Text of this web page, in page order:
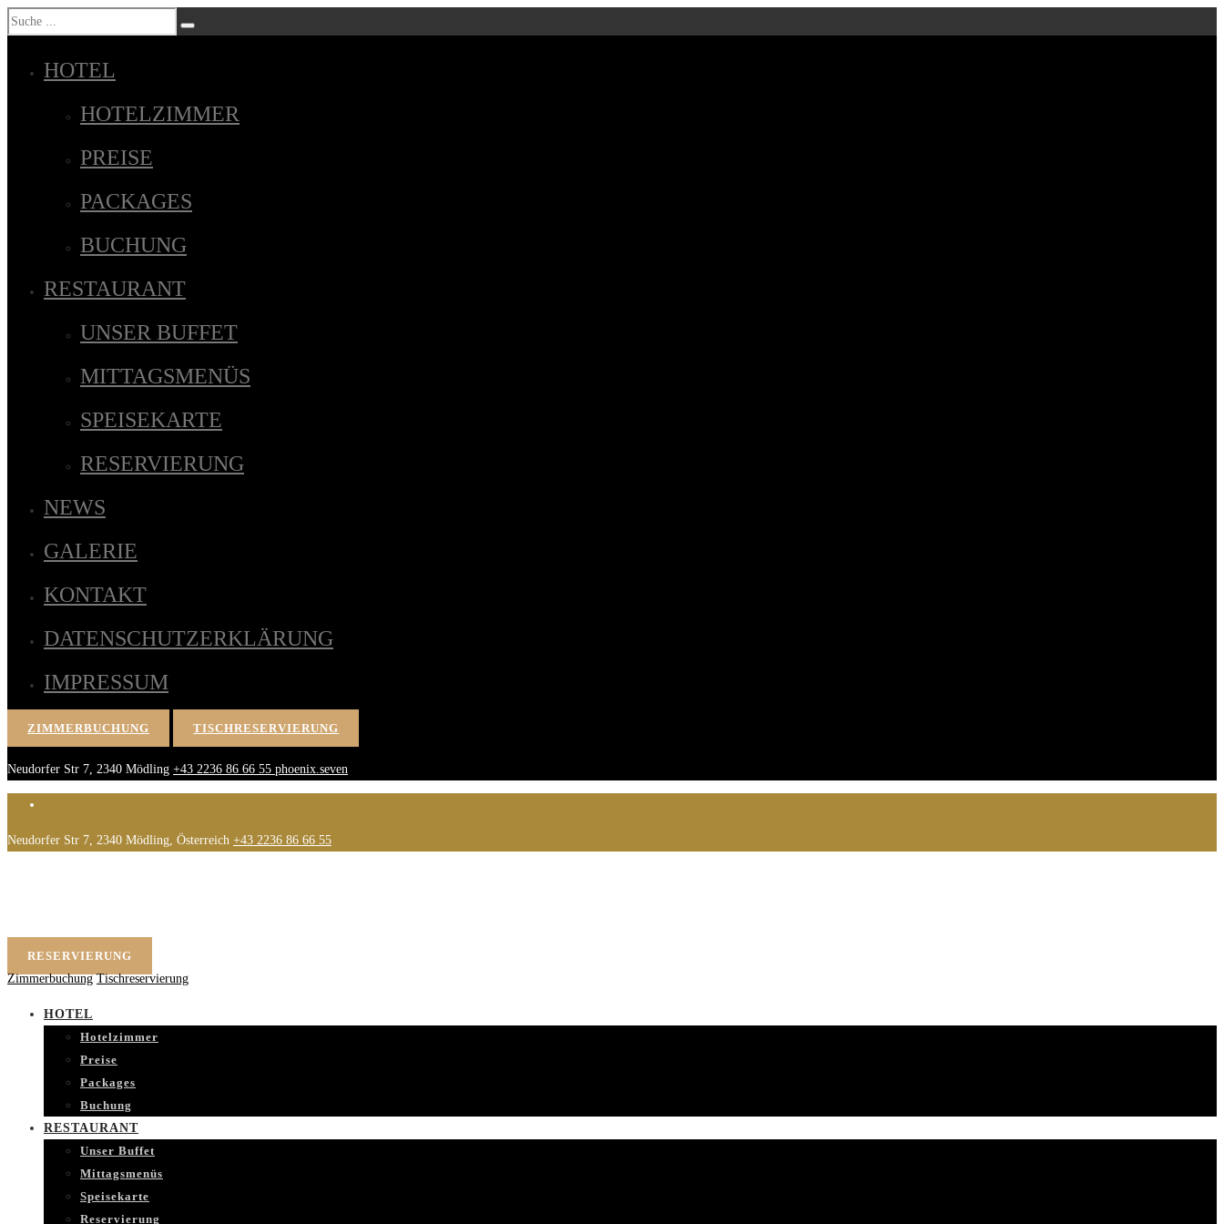
HOTEL
HOTELZIMMER
PREISE
PACKAGES
BUCHUNG
RESTAURANT
UNSER BUFFET
MITTAGSMENÜS
SPEISEKARTE
RESERVIERUNG
NEWS
GALERIE
KONTAKT
DATENSCHUTZERKLÄRUNG
IMPRESSUM
ZIMMERBUCHUNG TISCHRESERVIERUNG
Neudorfer Str 7, 2340 Mödling +43 2236 86 66 55 phoenix.seven
Neudorfer Str 7, 2340 Mödling, Österreich +43 2236 86 66 55
RESERVIERUNG
Zimmerbuchung Tischreservierung
HOTEL
Hotelzimmer
Preise
Packages
Buchung
RESTAURANT
Unser Buffet
Mittagsmenüs
Speisekarte
Reservierung